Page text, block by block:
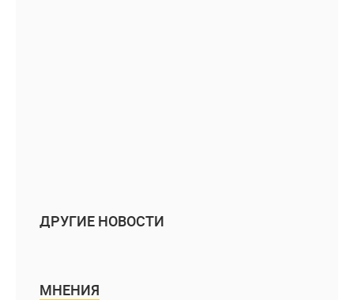
ДРУГИЕ НОВОСТИ
МНЕНИЯ